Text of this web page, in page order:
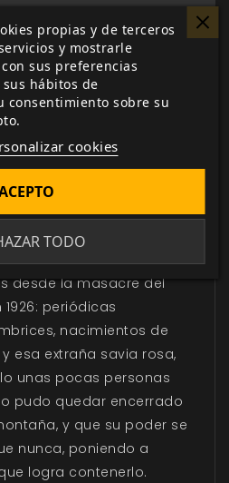
los juego canjeados
Forestmouth ha sufrido
desde la masacre del
periódicas
nacimientos de
esa extraña savia rosa,
unas pocas personas
pudo quedar encerrado
y que su poder se
nunca, poniendo a
logra contenerlo.
propias y de terceros
y mostrarle
sus preferencias
hábitos de
consentimiento sobre su
cookies
TODO